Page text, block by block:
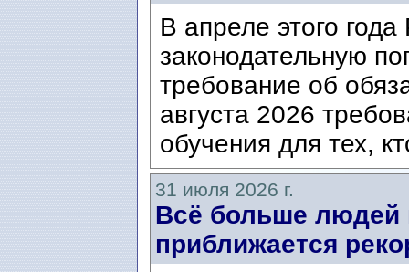
В апреле этого
законодательную
требование об
августа 2026
обучения для тех,
31 июля 2026 г.
Всё больше
приближается